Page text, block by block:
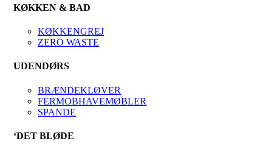
KØKKEN & BAD
KØKKENGREJ
ZERO WASTE
UDENDØRS
BRÆNDEKLØVER
FERMOBHAVEMØBLER
SPANDE
‘DET BLØDE